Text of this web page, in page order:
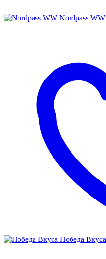
Nordpass WW
Победа Вкуса